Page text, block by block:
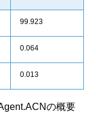
99.923
0.064
0.013
の概要